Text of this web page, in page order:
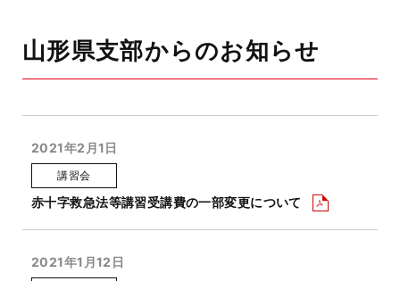
山形県支部からのお知らせ
2021年2月1日
講習会
赤十字救急法等講習受講費の一部変更について
2021年1月12日